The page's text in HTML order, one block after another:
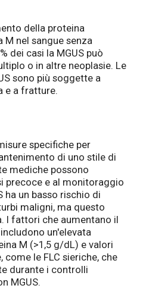
della proteina
nel sangue senza
dei casi la MGUS può
o in altre neoplasie. Le
sono più soggette a
e a fratture.
specifiche per
di uno stile di
mediche possono
precoce e al monitoraggio
ha un basso rischio di
maligni, ma questo
I fattori che aumentano il
un'elevata
M (>1,5 g/dL) e valori
le FLC sieriche, che
durante i controlli
MGUS.